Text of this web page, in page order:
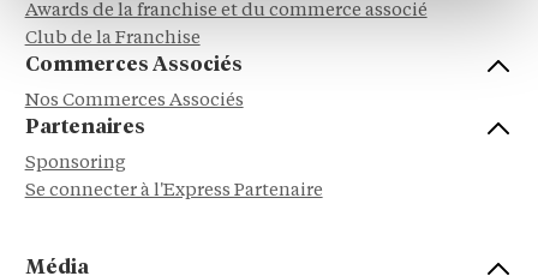
Awards de la franchise et du commerce associé
Club de la Franchise
Commerces Associés
Nos Commerces Associés
Partenaires
Sponsoring
Se connecter à l'Express Partenaire
Média